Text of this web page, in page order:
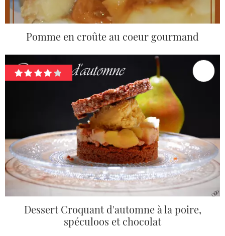
Pomme en croûte au coeur gourmand
Dessert Croquant d'automne à la poire,
spéculoos et chocolat